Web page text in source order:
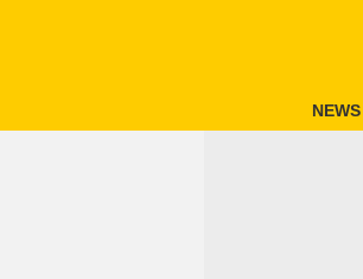
NEWS